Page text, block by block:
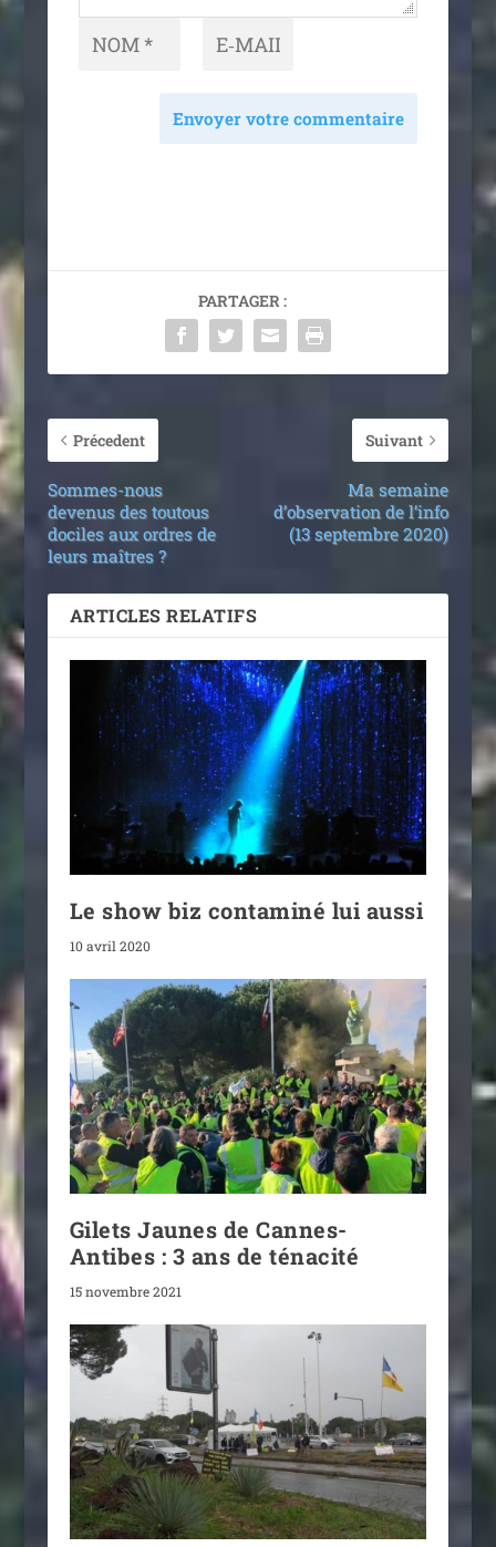
Envoyer votre commentaire
PARTAGER :
Précedent
Sommes-nous
devenus des toutous
dociles aux ordres de
leurs maîtres ?
Suivant
Ma semaine
d’observation de l’info
(13 septembre 2020)
ARTICLES RELATIFS
Le show biz contaminé lui aussi
10 avril 2020
Gilets Jaunes de Cannes-
Antibes : 3 ans de ténacité
15 novembre 2021